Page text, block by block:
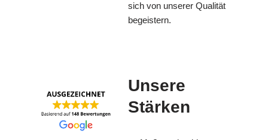
sich von unserer Qualität
begeistern.
Unsere
Stärken